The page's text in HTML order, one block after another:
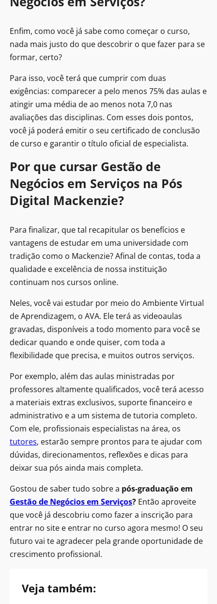
Enfim, como você já sabe como começar o curso,
nada mais justo do que descobrir o que fazer para se
formar, certo?
Para isso, você terá que cumprir com duas
exigências: comparecer a pelo menos 75% das aulas e
atingir uma média de ao menos nota 7,0 nas
avaliações das disciplinas. Com esses dois pontos,
você já poderá emitir o seu certificado de conclusão
de curso e garantir o título oficial de especialista.
Por que cursar Gestão de
Negócios em Serviços na Pós
Digital Mackenzie?
Para finalizar, que tal recapitular os benefícios e
vantagens de estudar em uma universidade com
tradição como o Mackenzie? Afinal de contas, toda a
qualidade e excelência de nossa instituição
continuam nos cursos online.
Neles, você vai estudar por meio do Ambiente Virtual
de Aprendizagem, o AVA. Ele terá as videoaulas
gravadas, disponíveis a todo momento para você se
dedicar quando e onde quiser, com toda a
flexibilidade que precisa, e muitos outros serviços.
Por exemplo, além das aulas ministradas por
professores altamente qualificados, você terá acesso
a materiais extras exclusivos, suporte financeiro e
administrativo e a um sistema de tutoria completo.
Com ele, profissionais especialistas na área, os
tutores, estarão sempre prontos para te ajudar com
dúvidas, direcionamentos, reflexões e dicas para
deixar sua pós ainda mais completa.
Gostou de saber tudo sobre a pós-graduação em
Gestão de Negócios em Serviços? Então aproveite
que você já descobriu como fazer a inscrição para
entrar no site e entrar no curso agora mesmo! O seu
futuro vai te agradecer pela grande oportunidade de
crescimento profissional.
Veja também: